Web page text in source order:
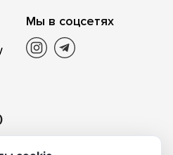
Мы в соцсетях